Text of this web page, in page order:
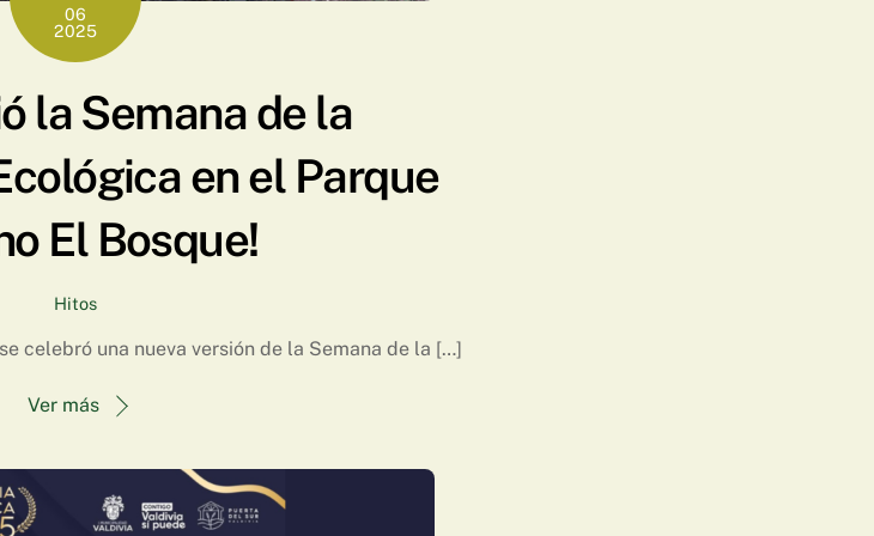
06
2025
la Semana de la
en el Parque
El Bosque!
Hitos
celebró una nueva versión de la Semana de la […]
Ver más